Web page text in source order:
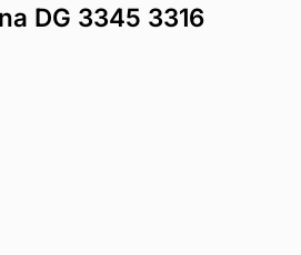
DG 3345 3316